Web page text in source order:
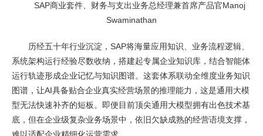
SAP商业套件、财务与支出业务总经理兼首席产品官Manoj
Swaminathan
历经五十年行业沉淀，SAP将海量应用知识、业务流程逻辑、
系统架构运行经验尽数收纳，搭建起专属企业知识库，结合智能体
运行轨迹形成企业记忆与知识图谱。这套体系联动全维度业务知识
图谱，让AI具备贴合企业真实经营场景的推理能力，这是通用大模
型无法快速补齐的短板。即便目前顶尖通用大模型拥有出色技术基
底，但在企业级复杂业务场景中，依旧欠缺成熟的经营语境支撑，
难以适配企业精细化运营需求。